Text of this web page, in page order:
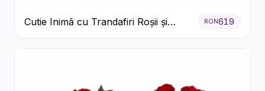
Cutie Inimă cu Trandafiri Roșii și
Bomboane Raffaello
RON619